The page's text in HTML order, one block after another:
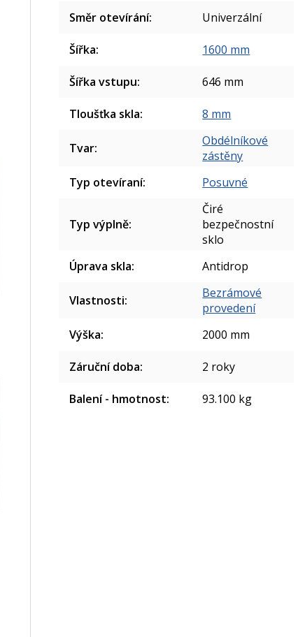
Směr otevírání: Univerzální
Šířka: 1600 mm
Šířka vstupu: 646 mm
Tloušťka skla: 8 mm
Tvar:
Obdélníkové
zástěny
Typ otevíraní: Posuvné
Typ výplně:
Čiré
bezpečnostní
sklo
Úprava skla: Antidrop
Vlastnosti:
Bezrámové
provedení
Výška: 2000 mm
Záruční doba: 2 roky
Balení - hmotnost: 93.100 kg